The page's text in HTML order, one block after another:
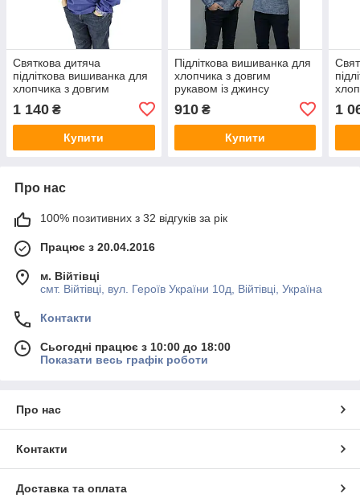
Святкова дитяча
підліткова вишиванка для
хлопчика з довгим
полотна
1 140 ₴
Купити
Підліткова вишиванка для
хлопчика з довгим
рукавом із джинсу
910₴
Купити
1
Про нас
100% позитивних з 32 відгуків за рік
Працює з 20.04.2016
м. Війтівці
смт. Війтівці, вул. Героїв України 10д, Війтівці, Україна
Контакти
Сьогодні працює з 10:00 до 18:00
Показати весь графік роботи
Про нас
Контакти
Доставка та оплата